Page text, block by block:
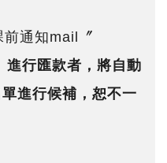
通知mail〞
行匯款者，將自動
進行候補，恕不一